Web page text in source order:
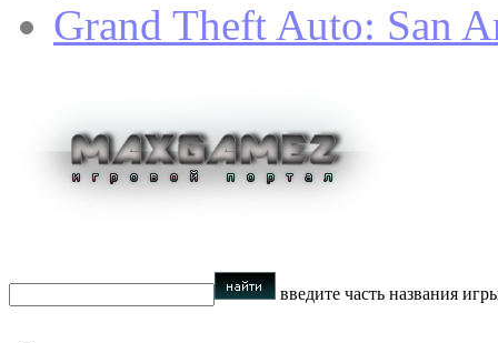
Grand Theft Auto: San
введите часть названия